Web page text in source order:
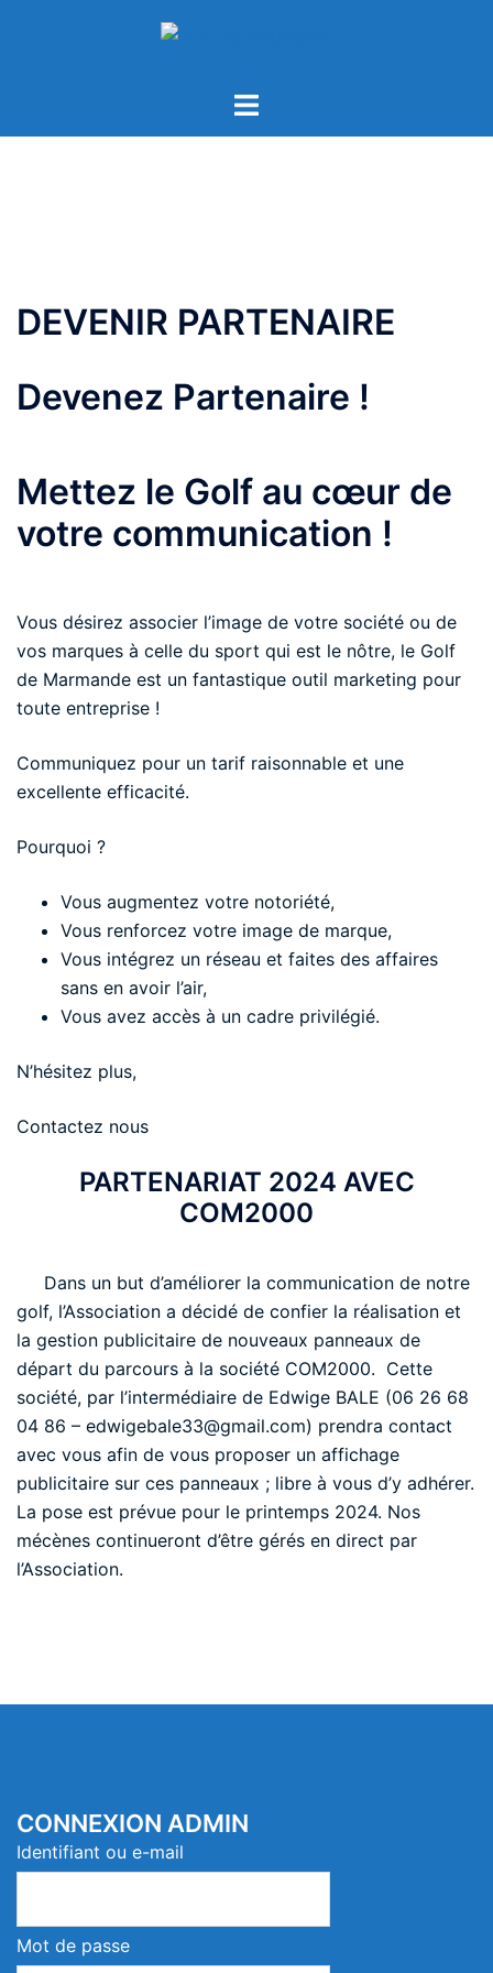
DEVENIR PARTENAIRE
Devenez Partenaire !
Mettez le Golf au cœur de
votre communication !
Vous désirez associer l’image de votre société ou de
vos marques à celle du sport qui est le nôtre, le Golf
de Marmande est un fantastique outil marketing pour
toute entreprise !
Communiquez pour un tarif raisonnable et une
excellente efficacité.
Pourquoi ?
Vous augmentez votre notoriété,
Vous renforcez votre image de marque,
Vous intégrez un réseau et faites des affaires
sans en avoir l’air,
Vous avez accès à un cadre privilégié.
N’hésitez plus,
Contactez nous
PARTENARIAT 2024 AVEC
COM2000
Dans un but d’améliorer la communication de notre
golf, l’Association a décidé de confier la réalisation et
la gestion publicitaire de nouveaux panneaux de
départ du parcours à la société COM2000. Cette
société, par l’intermédiaire de Edwige BALE (06 26 68
04 86 – edwigebale33@gmail.com) prendra contact
avec vous afin de vous proposer un affichage
publicitaire sur ces panneaux ; libre à vous d’y adhérer.
La pose est prévue pour le printemps 2024. Nos
mécènes continueront d’être gérés en direct par
l’Association.
CONNEXION ADMIN
Identifiant ou e-mail
Mot de passe